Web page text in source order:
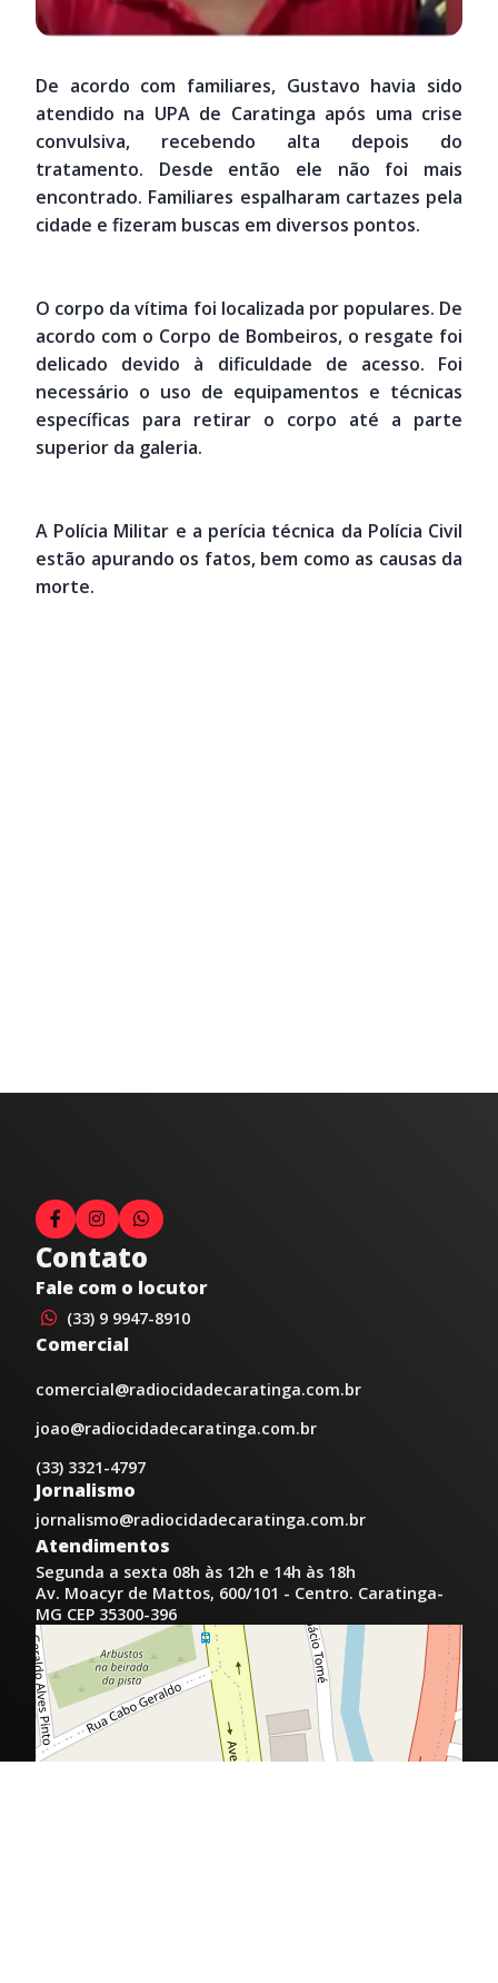
De acordo com familiares, Gustavo havia sido
atendido na UPA de Caratinga após uma crise
convulsiva, recebendo alta depois do
tratamento. Desde então ele não foi mais
encontrado. Familiares espalharam cartazes pela
cidade e fizeram buscas em diversos pontos.
O corpo da vítima foi localizada por populares. De
acordo com o Corpo de Bombeiros, o resgate foi
delicado devido à dificuldade de acesso. Foi
necessário o uso de equipamentos e técnicas
específicas para retirar o corpo até a parte
superior da galeria.
A Polícia Militar e a perícia técnica da Polícia Civil
estão apurando os fatos, bem como as causas da
morte.
Contato
Fale com o locutor
(33) 9 9947-8910
Comercial
comercial@radiocidadecaratinga.com.br
joao@radiocidadecaratinga.com.br
(33) 3321-4797
Jornalismo
jornalismo@radiocidadecaratinga.com.br
Atendimentos
Segunda a sexta 08h às 12h e 14h às 18h
Av. Moacyr de Mattos, 600/101 - Centro. Caratinga-
MG CEP 35300-396